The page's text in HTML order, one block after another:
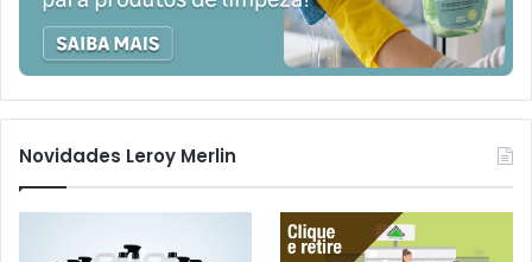
Novidades Leroy Merlin